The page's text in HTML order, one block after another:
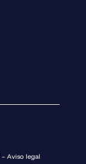
–Aviso legal